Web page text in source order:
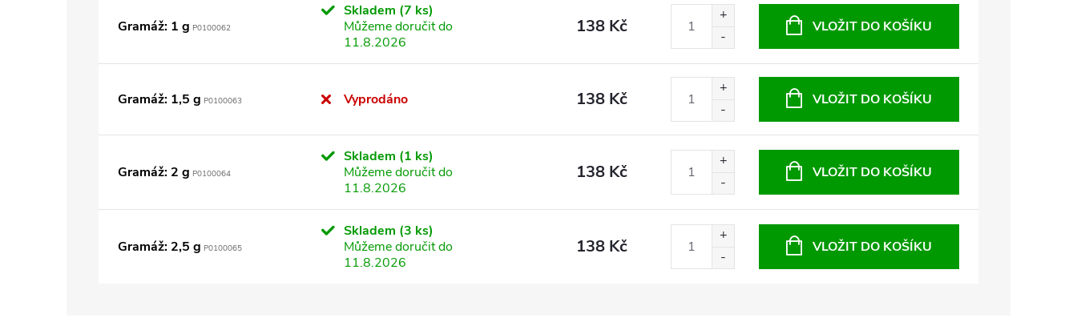
Gramáž: 1 g P0100062
Skladem (7 ks)
Můžeme doručit do
11.8.2026
138 Kč VLOŽIT DO KOŠÍKU
Gramáž: 1,5 g P0100063 Vyprodáno 138 Kč VLOŽIT DO KOŠÍKU
Gramáž: 2 g P0100064
Skladem (1 ks)
Můžeme doručit do
11.8.2026
138 Kč VLOŽIT DO KOŠÍKU
Gramáž: 2,5 g P0100065
Skladem (3 ks)
Můžeme doručit do
11.8.2026
138 Kč VLOŽIT DO KOŠÍKU